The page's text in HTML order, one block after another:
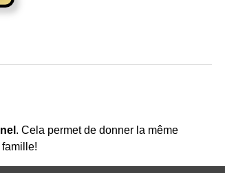
. Cela permet de donner la même